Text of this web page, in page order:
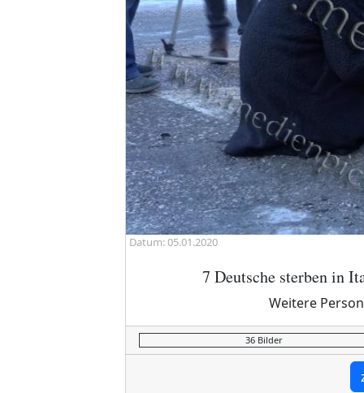
Datum: 05.01.2020
7 Deutsche sterben in
Weitere
36 Bilder